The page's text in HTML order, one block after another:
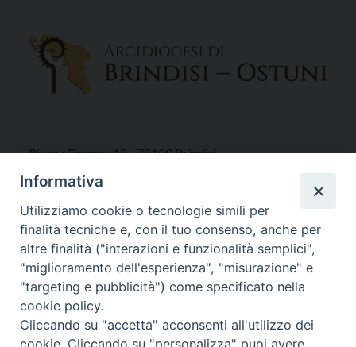
Piazza Duomo, 12 - 72100 Brindisi
Tel 0831.521958
Fax 0831.528315
Orari Curia
Mar. / Mer. / Giov. ore 9 - 13
nei mesi estivi solo Martedì ore 9 - 13
Informativa
Utilizziamo cookie o tecnologie simili per
finalità tecniche e, con il tuo consenso, anche per
altre finalità ("interazioni e funzionalità semplici",
"miglioramento dell'esperienza", "misurazione" e
"targeting e pubblicità") come specificato nella
cookie policy.
Cliccando su "accetta" acconsenti all'utilizzo dei